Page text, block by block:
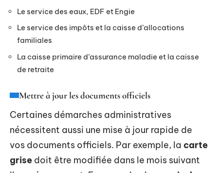
Le service des eaux, EDF et Engie
Le service des impôts et la caisse d’allocations
familiales
La caisse primaire d’assurance maladie et la caisse
de retraite
Mettre à jour les documents officiels
Certaines démarches administratives
nécessitent aussi une mise à jour rapide de
vos documents officiels. Par exemple, la carte
grise doit être modifiée dans le mois suivant